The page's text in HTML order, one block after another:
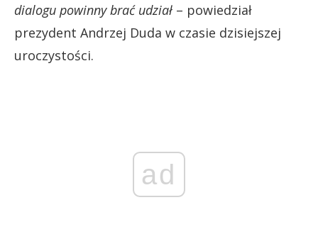
dialogu powinny brać udział – powiedział
prezydent Andrzej Duda w czasie dzisiejszej
uroczystości.
ad